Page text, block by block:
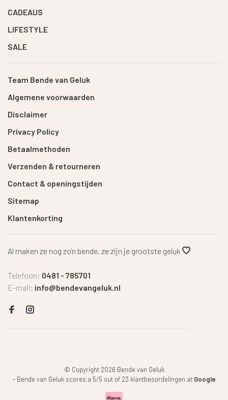
CADEAUS
LIFESTYLE
SALE
Team Bende van Geluk
Algemene voorwaarden
Disclaimer
Privacy Policy
Betaalmethoden
Verzenden & retourneren
Contact & openingstijden
Sitemap
Klantenkorting
Al maken ze nog zo'n bende, ze zijn je grootste geluk
Telefoon: 0481 - 785701
E-mail: info@bendevangeluk.nl
© Copyright 2026 Bende van Geluk
- Bende van Geluk scores a 5/5 out of 23 klantbeoordelingen at Google